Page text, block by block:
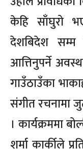
केहि साँघुरो
देशबिदेश सम्म
आत्तिनुपर्ने
गाउँठाउँका
संगीत रचनामा
। कार्यक्रममा
शर्मा कार्कीले